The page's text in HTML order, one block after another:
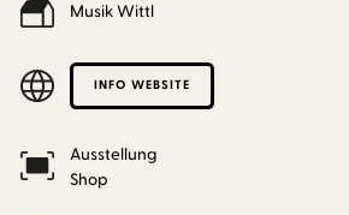
Musik Wittl
INFO WEBSITE
Ausstellung
Shop